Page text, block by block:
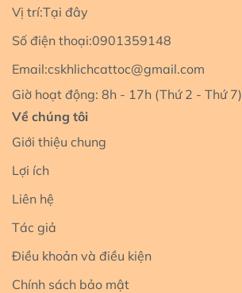
Vị trí:Tại đây
Số điện thoại:0901359148
Email:cskhlichcattoc@gmail.com
Giờ hoạt động: 8h - 17h (Thứ 2 - Thứ 7)
Về chúng tôi
Giới thiệu chung
Lợi ích
Liên hệ
Tác giả
Điều khoản và điều kiện
Chính sách bảo mật